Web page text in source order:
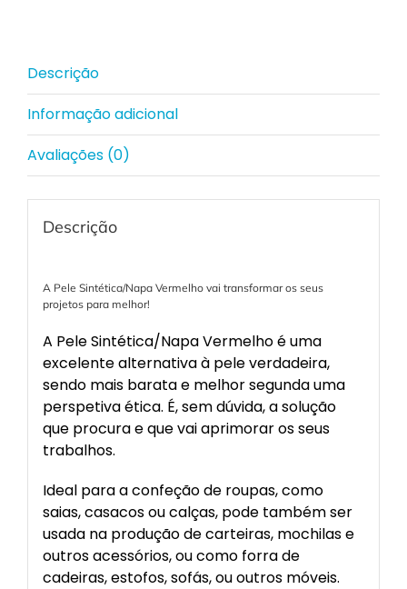
Descrição
Informação adicional
Avaliações (0)
Descrição
A Pele Sintética/Napa Vermelho vai transformar os seus
projetos para melhor!
A Pele Sintética/Napa Vermelho é uma
excelente alternativa à pele verdadeira,
sendo mais barata e melhor segunda uma
perspetiva ética. É, sem dúvida, a solução
que procura e que vai aprimorar os seus
trabalhos.
Ideal para a confeção de roupas, como
saias, casacos ou calças, pode também ser
usada na produção de carteiras, mochilas e
outros acessórios, ou como forra de
cadeiras, estofos, sofás, ou outros móveis.